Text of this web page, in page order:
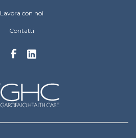
Lavora con noi
Contatti